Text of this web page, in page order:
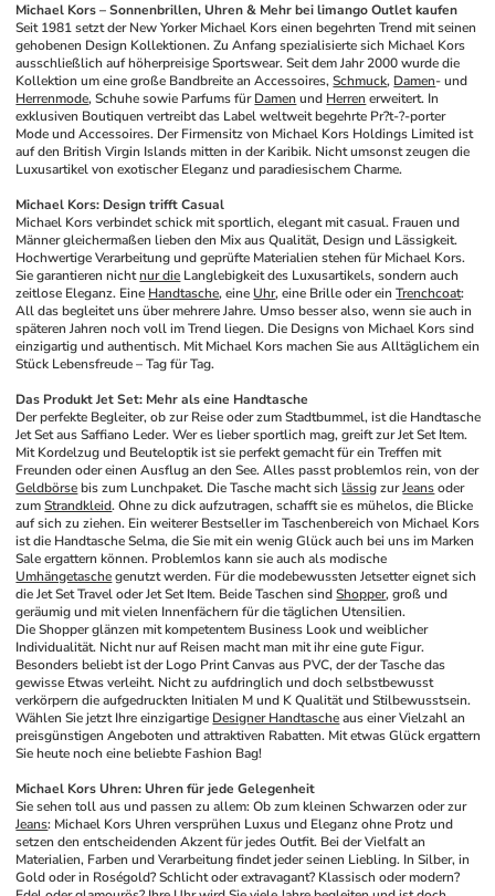
Michael Kors – Sonnenbrillen, Uhren & Mehr bei limango Outlet kaufen
Seit 1981 setzt der New Yorker Michael Kors einen begehrten Trend mit seinen
gehobenen Design Kollektionen. Zu Anfang spezialisierte sich Michael Kors
ausschließlich auf höherpreisige Sportswear. Seit dem Jahr 2000 wurde die
Kollektion um eine große Bandbreite an Accessoires, Schmuck, Damen
Herrenmode, Schuhe sowie Parfums für Damen und Herren erweitert. In
exklusiven Boutiquen vertreibt das Label weltweit begehrte Pr?t-?-porter
Mode und Accessoires. Der Firmensitz von Michael Kors Holdings Limited ist
auf den British Virgin Islands mitten in der Karibik. Nicht umsonst zeugen die
Luxusartikel von exotischer Eleganz und paradiesischem Charme.
Michael Kors: Design trifft Casual
Michael Kors verbindet schick mit sportlich, elegant mit casual. Frauen und
Männer gleichermaßen lieben den Mix aus Qualität, Design und Lässigkeit.
Hochwertige Verarbeitung und geprüfte Materialien stehen für Michael Kors.
Sie garantieren nicht nur die Langlebigkeit des Luxusartikels, sondern auch
zeitlose Eleganz. Eine Handtasche, eine Uhr, eine Brille oder ein Trenchcoat:
All das begleitet uns über mehrere Jahre. Umso besser also, wenn sie auch in
späteren Jahren noch voll im Trend liegen. Die Designs von Michael Kors sind
einzigartig und authentisch. Mit Michael Kors machen Sie aus Alltäglichem ein
Stück Lebensfreude – Tag für Tag.
Das Produkt Jet Set: Mehr als eine Handtasche
Der perfekte Begleiter, ob zur Reise oder zum Stadtbummel, ist die Handtasche
Jet Set aus Saffiano Leder. Wer es lieber sportlich mag, greift zur Jet Set Item.
Mit Kordelzug und Beuteloptik ist sie perfekt gemacht für ein Treffen mit
Freunden oder einen Ausflug an den See. Alles passt problemlos rein, von der
Geldbörse bis zum Lunchpaket. Die Tasche macht sich lässig zur Jeans oder
zum Strandkleid. Ohne zu dick aufzutragen, schafft sie es mühelos, die Blicke
auf sich zu ziehen. Ein weiterer Bestseller im Taschenbereich von Michael Kors
ist die Handtasche Selma, die Sie mit ein wenig Glück auch bei uns im Marken
Umhängetasche genutzt werden. Für die modebewussten Jetsetter eignet sich
die Jet Set Travel oder Jet Set Item. Beide Taschen sind Shopper, groß und
geräumig und mit vielen Innenfächern für die täglichen Utensilien.
Die Shopper glänzen mit kompetentem Business Look und weiblicher
Individualität. Nicht nur auf Reisen macht man mit ihr eine gute Figur.
Besonders beliebt ist der Logo Print Canvas aus PVC, der der Tasche das
gewisse Etwas verleiht. Nicht zu aufdringlich und doch selbstbewusst
verkörpern die aufgedruckten Initialen M und K Qualität und Stilbewusstsein.
Wählen Sie jetzt Ihre einzigartige Designer Handtasche aus einer Vielzahl an
preisgünstigen Angeboten und attraktiven Rabatten. Mit etwas Glück ergattern
Sie heute noch eine beliebte Fashion Bag!
Michael Kors Uhren: Uhren für jede Gelegenheit
Sie sehen toll aus und passen zu allem: Ob zum kleinen Schwarzen oder zur
Jeans: Michael Kors Uhren versprühen Luxus und Eleganz ohne Protz und
setzen den entscheidenden Akzent für jedes Outfit. Bei der Vielfalt an
Materialien, Farben und Verarbeitung findet jeder seinen Liebling. In Silber, in
Gold oder in Roségold? Schlicht oder extravagant? Klassisch oder modern?